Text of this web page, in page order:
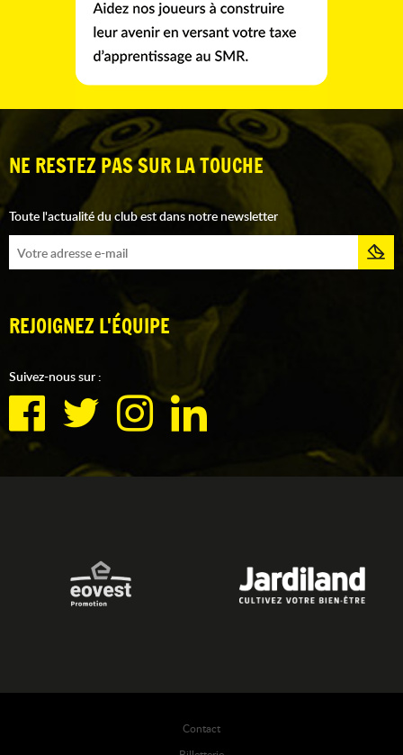
NE RESTEZ PAS SUR LA TOUCHE
Toute l'actualité du club est dans notre newsletter
REJOIGNEZ L'ÉQUIPE
Suivez-nous sur :
Contact